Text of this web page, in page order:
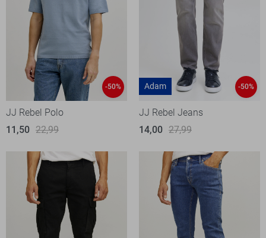
-50%
JJ Rebel Polo
11,50 22,99
Adam -50%
JJ Rebel Jeans
14,00 27,99